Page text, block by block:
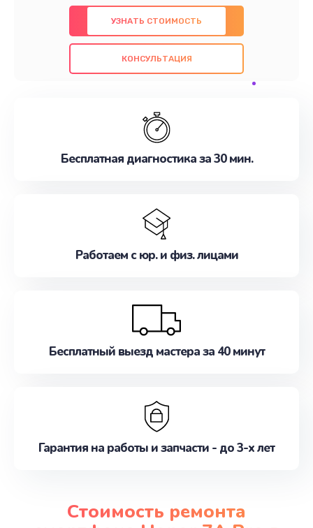
предлагаем быстрый и качественный ремонт с
использованием оригинальных компонентов, а
также гарантируем качество всех
проведенных работ. Наша цель - предоставить
наилучшим образом. Не медлите записаться на
УЗНАТЬ СТОИМОСТЬ
КОНСУЛЬТАЦИЯ
Бесплатная диагностика за 30 мин.
Работаем с юр. и физ. лицами
Бесплатный выезд мастера за 40 минут
Гарантия на работы и запчасти - до 3-х лет
Стоимость ремонта